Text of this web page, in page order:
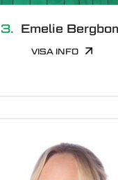
3. Emelie
VISA INFO